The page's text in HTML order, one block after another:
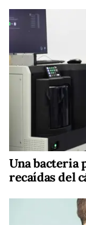
Una bacteria
recaídas del